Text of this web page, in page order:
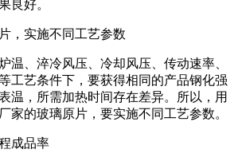
良好。
实施不同工艺参数
、淬冷风压、冷却风压、传动速率、
工艺条件下，要获得相同的产品钢化强
温，所需加热时间存在差异。所以，用
家的玻璃原片，要实施不同工艺参数。
成品率